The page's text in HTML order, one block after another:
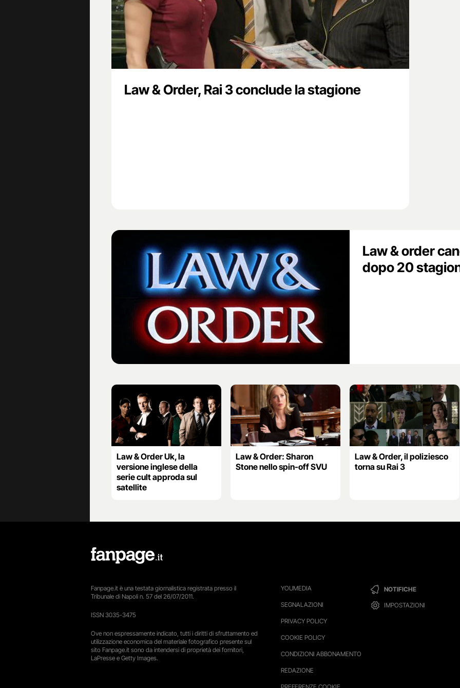
Law & Order, Rai 3 conclude la stagione
Law & order
dopo 20
Law & Order Uk, la
versione inglese della
serie cult approda sul
satellite
Law & Order: Sharon
Stone nello spin-off SVU
Law & Order, il poliziesco
torna su Rai 3
YOUMEDIA
SEGNALAZIONI
PRIVACY POLICY
COOKIE POLICY
CONDIZIONI ABBONAMENTO
REDAZIONE
NOTIFICHE
IMPOSTAZIONI
Fanpage.it è una testata giornalistica registrata presso il
Tribunale di Napoli n. 57 del 26/07/2011.
ISSN 3035-3475
Ove non espressamente indicato, tutti i diritti di sfruttamento ed
utilizzazione economica del materiale fotografico presente sul
sito Fanpage.it sono da intendersi di proprietà dei fornitori,
LaPresse e Getty Images.